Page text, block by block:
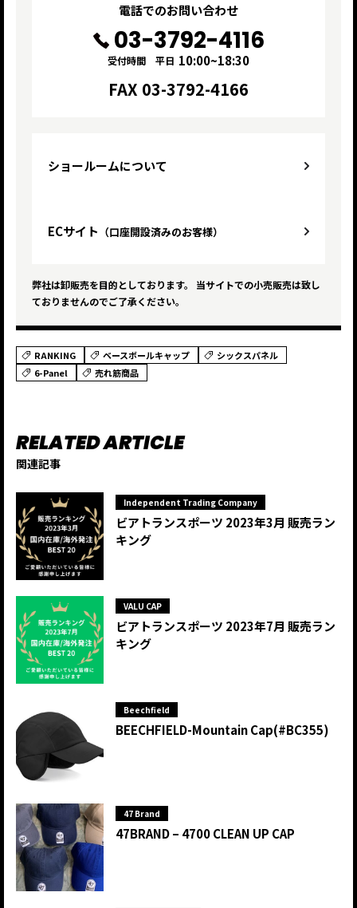
電話でのお問い合わせ
03-3792-4116
受付時間 平日 10:00~18:30
FAX 03-3792-4166
ショールームについて
ECサイト （口座開設済みのお客様）
弊社は卸販売を目的としております。 当サイトでの小売販売は致し
ておりませんのでご了承ください。
RANKING ベースボールキャップ
シックスパネル
6-Panel
売れ筋商品
関連記事
Independent Trading Company
ビアトランスポーツ 2023年3月 販売ラン
キング
VALU CAP
ビアトランスポーツ 2023年7月 販売ラン
キング
Beechfield
BEECHFIELD-Mountain Cap(#BC355)
47 Brand
47BRAND – 4700 CLEAN UP CAP